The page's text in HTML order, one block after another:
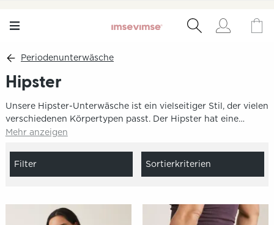
Periodenunterwäsche
Hipster
Unsere Hipster-Unterwäsche ist ein vielseitiger Stil, der vielen
verschiedenen Körpertypen passt. Der Hipster hat eine
normale Taille und ist im Vergleich zu unserem Bikini-Modell
Mehr anzeigen
Filter Sortierkriterien